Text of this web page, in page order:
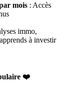
mois : Accès
immo,
à investir
❤️